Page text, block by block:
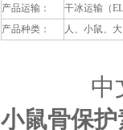
产品运输：
干冰运输（
产品种类：
人、小鼠、
中
小鼠骨保